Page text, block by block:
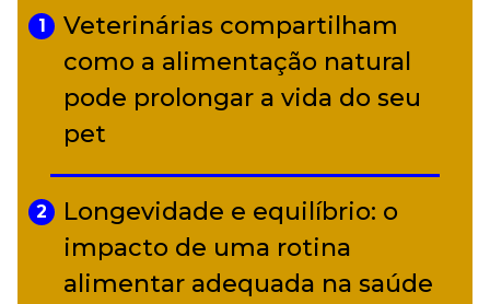
Adriana Calcanhotto retoma
alter ego infantil para show em
Curitiba
1
Veterinárias compartilham
como a alimentação natural
pode prolongar a vida do seu
pet
2
Longevidade e equilíbrio: o
impacto de uma rotina
alimentar adequada na saúde